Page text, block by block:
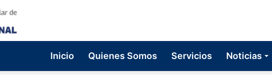
Inicio Quienes Somos Servicios Noticias